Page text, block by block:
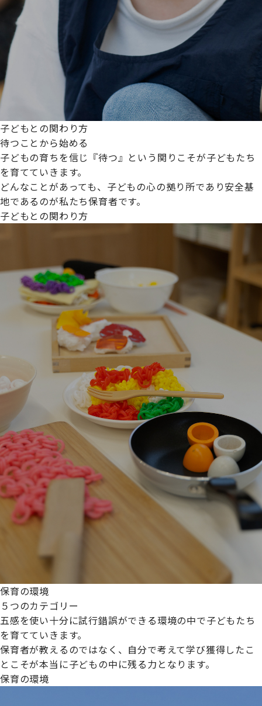
子どもとの関わり方
待つことから始める
子どもの育ちを信じ『待つ』という関りこそが子どもたち
を育てていきます。
どんなことがあっても、子どもの心の拠り所であり安全基
地であるのが私たち保育者です。
子どもとの関わり方
保育の環境
５つのカテゴリー
五感を使い十分に試行錯誤ができる環境の中で子どもたち
を育てていきます。
保育者が教えるのではなく、自分で考えて学び獲得したこ
とこそが本当に子どもの中に残る力となります。
保育の環境